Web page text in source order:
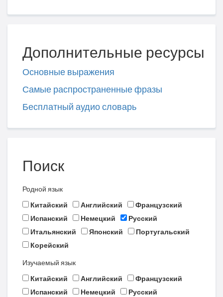
Дополнительные ресурсы
Основные выражения
Самые распространенные фразы
Бесплатный аудио словарь
Поиск
Родной язык
Китайский
Английский
Французский
Испанский
Немецкий
Русский
Итальянский
Японский
Португальский
Корейский
Изучаемый язык
Китайский
Английский
Французский
Испанский
Немецкий
Русский